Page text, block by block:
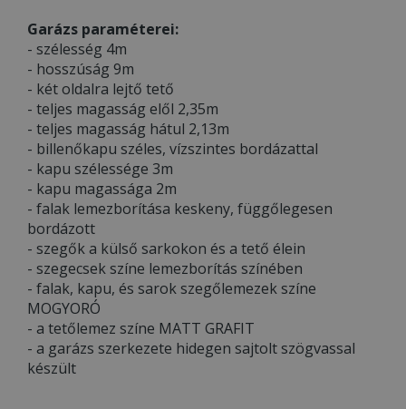
Garázs paraméterei:
- szélesség 4m
- hosszúság 9m
- két oldalra lejtő tető
- teljes magasság elől 2,35m
- teljes magasság hátul 2,13m
- billenőkapu széles, vízszintes bordázattal
- kapu szélessége 3m
- kapu magassága 2m
- falak lemezborítása keskeny, függőlegesen
bordázott
- szegők a külső sarkokon és a tető élein
- szegecsek színe lemezborítás színében
- falak, kapu, és sarok szegőlemezek színe
MOGYORÓ
- a tetőlemez színe MATT GRAFIT
- a garázs szerkezete hidegen sajtolt szögvassal
készült